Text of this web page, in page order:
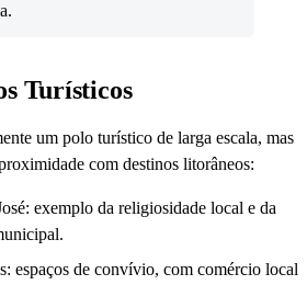
Turísticos
um polo turístico de larga escala, mas
com destinos litorâneos:
exemplo da religiosidade local e da
espaços de convívio, com comércio local